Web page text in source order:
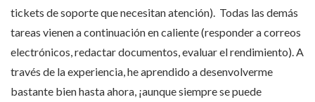
tickets de soporte que necesitan atención). Todas las demás
tareas vienen a continuación en caliente (responder a correos
electrónicos, redactar documentos, evaluar el rendimiento). A
través de la experiencia, he aprendido a desenvolverme
bastante bien hasta ahora, ¡aunque siempre se puede